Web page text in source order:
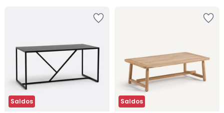
Saldos Saldos